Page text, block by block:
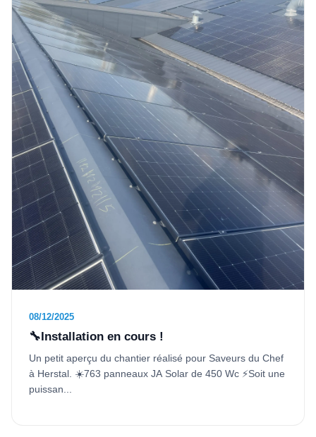
08/12/2025
🔧Installation en cours !
Un petit aperçu du chantier réalisé pour Saveurs du Chef
à Herstal. ☀️763 panneaux JA Solar de 450 Wc ⚡Soit une
puissan...